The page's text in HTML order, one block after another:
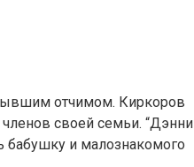
отчимом. Киркоров
своей семьи. “Дэнни
бабушку и малознакомого